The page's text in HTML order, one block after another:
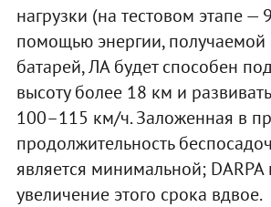
нагрузки (на тестовом этапе —
помощью энергии, получаемой
батарей, ЛА будет способен
высоту более 18 км и
100–115 км/ч. Заложенная в
продолжительность
является минимальной;
увеличение этого срока вдвое.